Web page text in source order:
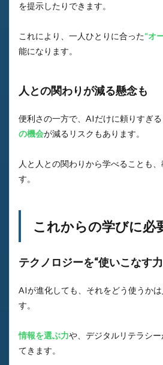
を提示したりできます。
これにより、一人ひとりに合った“オ
能になります。
人との関わりが減る懸念も
便利さの一方で、AIだけに頼りすぎる
の機会が減るリスクもあります。
人と人との関わりから学べることも
す。
これからの学びに必
テクノロジーを“使いこなす
AIが進化しても、それをどう使うか
す。
情報を選ぶ力や、デジタルリテラシ
てきます。